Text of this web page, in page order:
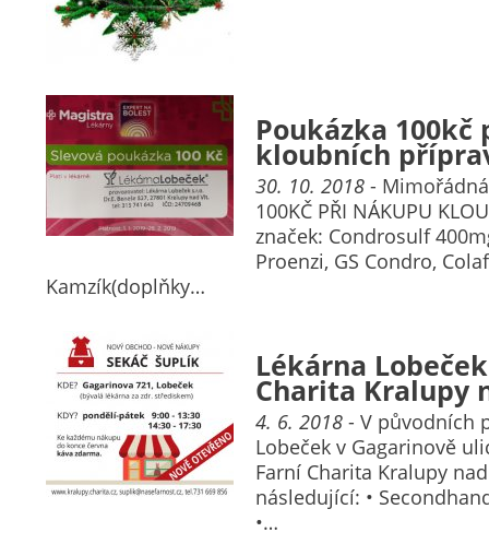
Poukázka
kloubních
30. 10. 2018 - Mimořádná
100KČ PŘI NÁKUPU
značek: Condrosulf
Proenzi, GS Condro,
Kamzík(doplňky…
Lékárna
Charita Kralupy
4. 6. 2018 - V původních
Lobeček v Gagarinově
Farní Charita Kralupy
následující: •
•…